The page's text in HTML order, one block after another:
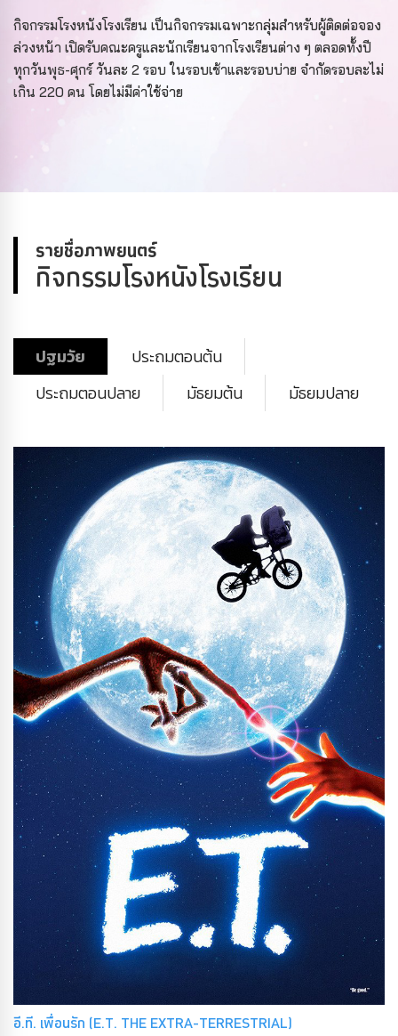
กิจกรรมโรงหนังโรงเรียน เป็นกิจกรรมเฉพาะกลุ่มสำหรับผู้ติดต่อจอง
ล่วงหน้า เปิดรับคณะครูและนักเรียนจากโรงเรียนต่าง ๆ ตลอดทั้งปี
ทุกวันพุธ-ศุกร์ วันละ 2 รอบ ในรอบเช้าและรอบบ่าย จำกัดรอบละไม่
เกิน 220 คน โดยไม่มีค่าใช้จ่าย
รายชื่อภาพยนตร์
กิจกรรมโรงหนังโรงเรียน
ปฐมวัย
ประถมตอนต้น
ประถมตอนปลาย
มัธยมต้น มัธยมปลาย
อี.ที. เพื่อนรัก (E.T. THE EXTRA-TERRESTRIAL)